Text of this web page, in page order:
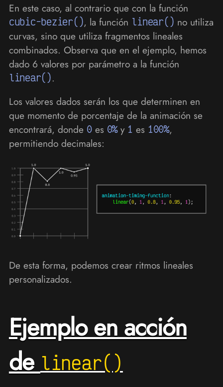
En este caso, al contrario que con la función
cubic-bezier(), la función linear() no utiliza
curvas, sino que utiliza fragmentos lineales
combinados. Observa que en el ejemplo, hemos
dado 6 valores por parámetro a la función
linear().
Los valores dados serán los que determinen en
que momento de porcentaje de la animación se
encontrará, donde 0es 0%y 1 es 100%,
permitiendo decimales:
De esta forma, podemos crear ritmos lineales
personalizados.
Ejemplo en acción
delinear()